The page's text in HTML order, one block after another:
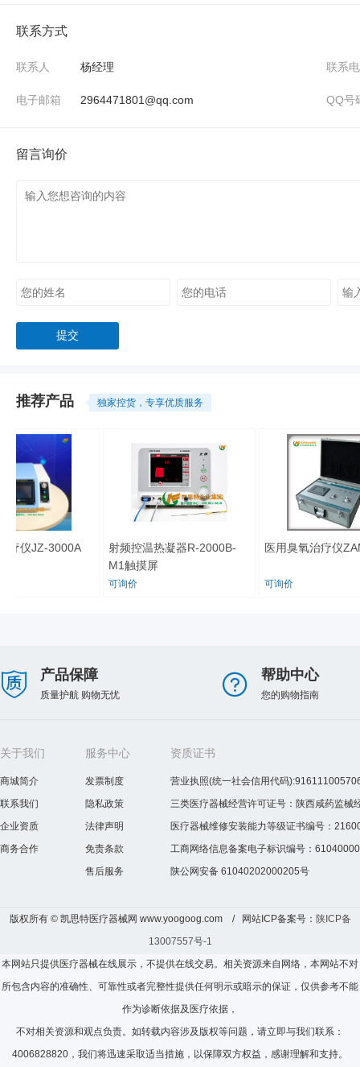
联系方式
联系人 杨经理 联系
电子邮箱 2964471801@qq.com QQ号
留言询价
推荐产品 独家控货，专享优质服务
疗仪JZ-3000A
射频控温热凝器R-2000B-
M1触摸屏
可询价
医用臭氧治疗仪
可询价
产品保障
质量护航 购物无忧
帮助中心
您的购物指南
关于我们
商城简介
联系我们
企业资质
商务合作
服务中心
发票制度
隐私政策
法律声明
免责条款
售后服务
资质证书
营业执照(统一社会信用代码
三类医疗器械经营许可证号：陕西咸药监械
医疗器械维修安装能力等级证书编号：
工商网络信息备案电子标识编号：
陕公网安备 61040202000205号
版权所有 © 凯思特医疗器械网 www.yoogoog.com / 网站ICP备案号： 陕ICP备
13007557号-1
本网站只提供医疗器械在线展示，不提供在线交易。相关资源来自网络，本网站不对
所包含内容的准确性、可靠性或者完整性提供任何明示或暗示的保证，仅供参考不能
作为诊断依据及医疗依据，
不对相关资源和观点负责。如转载内容涉及版权等问题，请立即与我们联系：
4006828820，我们将迅速采取适当措施，以保障双方权益，感谢理解和支持。